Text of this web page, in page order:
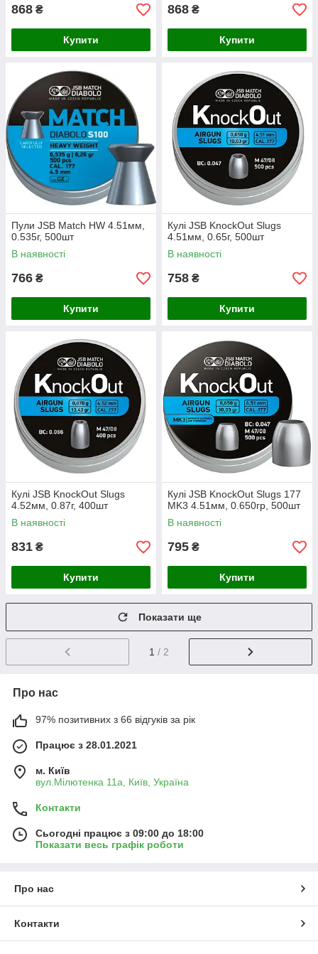
868 ₴
Купити
868 ₴
Купити
Пули JSB Match HW 4.51мм,
0.535г, 500шт
В наявності
766 ₴
Купити
Кулі JSB KnockOut Slugs
4.51мм, 0.65г, 500шт
В наявності
758 ₴
Купити
Кулі JSB KnockOut Slugs
4.52мм, 0.87г, 400шт
В наявності
831 ₴
Купити
Кулі JSB KnockOut Slugs 177
MK3 4.51мм, 0.650гр, 500шт
В наявності
795 ₴
Купити
Показати ще
1 / 2
Про нас
97% позитивних з 66 відгуків за рік
Працює з 28.01.2021
м. Київ
вул.Мілютенка 11а, Київ, Україна
Контакти
Сьогодні працює з 09:00 до 18:00
Показати весь графік роботи
Про нас
Контакти